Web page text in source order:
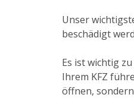
Unser
beschädigt
Es ist wichtig
Ihrem KFZ
öffnen,